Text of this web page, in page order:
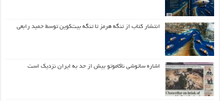
انتشار کتاب از تنگه هرمز تا تنگه بیت‌کوین توسط حمید رابعی
اشاره ساتوشی ناکاموتو بیش از حد به ایران نزدیک است